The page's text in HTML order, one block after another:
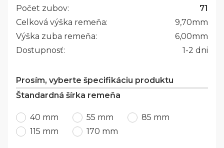
Počet zubov:
71
Celková výška remeňa:
9,70mm
Výška zuba remeňa:
6,00mm
Dostupnosť:
1-2 dni
Prosím, vyberte špecifikáciu produktu
Štandardná šírka remeňa
40 mm 55 mm
85 mm
115 mm
170 mm